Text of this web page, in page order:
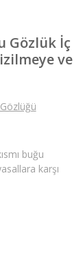
Gözlük İç
ve
buğu
karşı